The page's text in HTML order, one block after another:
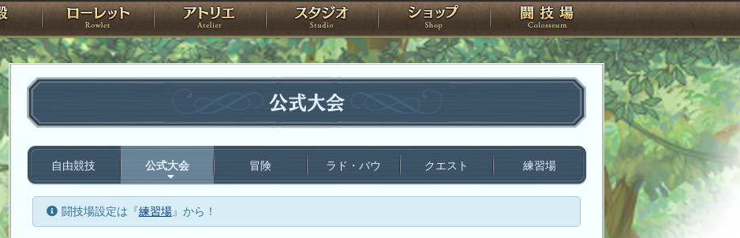
PandoraPartyProject
神殿 ローレット アトリエ スタジオ ショップ 闘技場
公式大会
自由競技 公式大会 冒険 ラド・バウ クエスト 練習場
闘技場設定は『練習場』から！